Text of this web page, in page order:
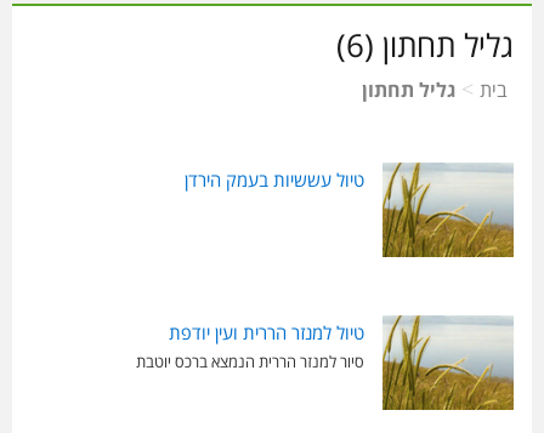
גליל תחתון (6)
בית > גליל תחתון
טיול עששיות בעמק הירדן
טיול למנזר הררית ועין יודפת
סיור למנזר הררית הנמצא ברכס יוטבת